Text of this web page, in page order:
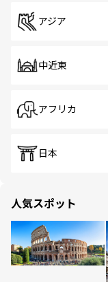
アジア
中近東
アフリカ
日本
人気スポット